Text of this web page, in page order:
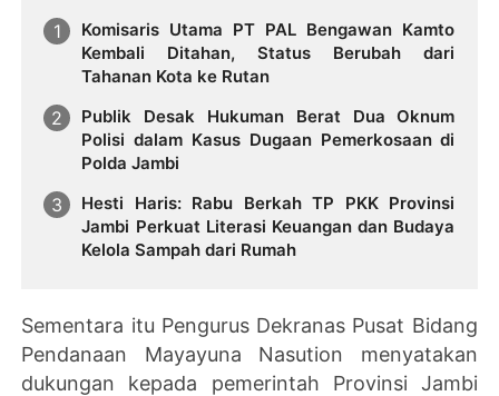
Komisaris Utama PT PAL Bengawan Kamto
Kembali Ditahan, Status Berubah dari
Tahanan Kota ke Rutan
Publik Desak Hukuman Berat Dua Oknum
Polisi dalam Kasus Dugaan Pemerkosaan di
Polda Jambi
Hesti Haris: Rabu Berkah TP PKK Provinsi
Jambi Perkuat Literasi Keuangan dan Budaya
Kelola Sampah dari Rumah
Sementara itu Pengurus Dekranas Pusat Bidang
Pendanaan Mayayuna Nasution menyatakan
dukungan kepada pemerintah Provinsi Jambi